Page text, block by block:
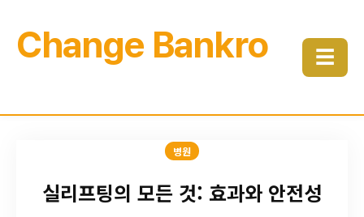
Change Bankro ☰
병원
실리프팅의 모든 것: 효과와 안전성